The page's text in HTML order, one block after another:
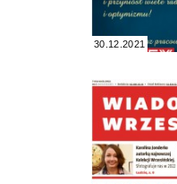
30.12.2021